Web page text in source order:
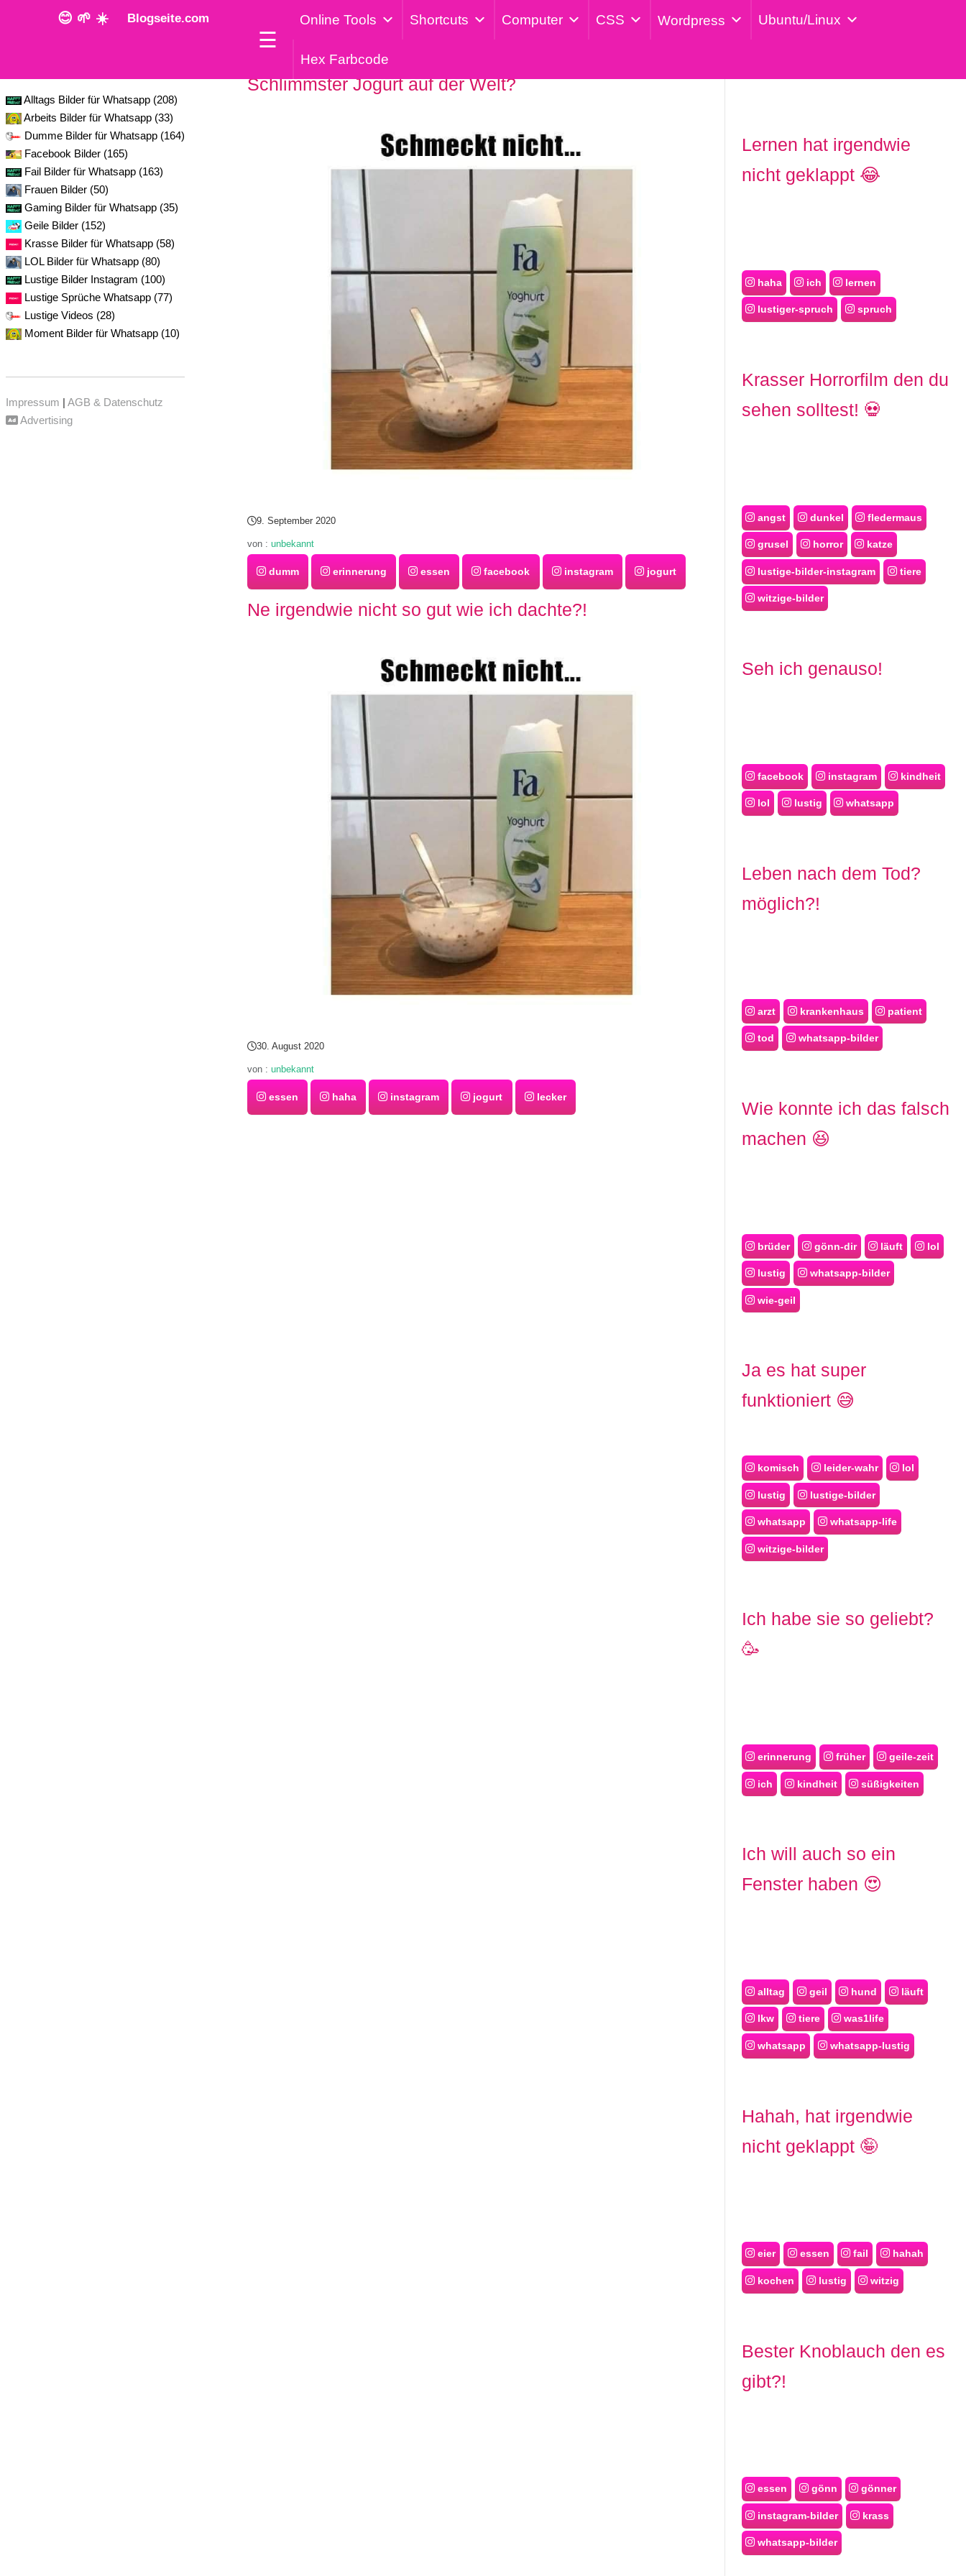
😊 🌱 ☀️ Blogseite.com
☰
Online Tools Shortcuts Computer CSS Wordpress Ubuntu/Linux
Hex Farbcode
Alltags Bilder für Whatsapp (208)
Arbeits Bilder für Whatsapp (33)
Dumme Bilder für Whatsapp (164)
Facebook Bilder (165)
Fail Bilder für Whatsapp (163)
Frauen Bilder (50)
Gaming Bilder für Whatsapp (35)
Geile Bilder (152)
Krasse Bilder für Whatsapp (58)
LOL Bilder für Whatsapp (80)
Lustige Bilder Instagram (100)
Lustige Sprüche Whatsapp (77)
Lustige Videos (28)
Moment Bilder für Whatsapp (10)
Impressum | AGB & Datenschutz
Advertising
Schlimmster Jogurt auf der Welt?
9. September 2020
von : unbekannt
dumm erinnerung essen facebook instagram jogurt
Ne irgendwie nicht so gut wie ich dachte?!
30. August 2020
von : unbekannt
essen haha instagram jogurt lecker
Lernen hat irgendwie
nicht geklappt 😂
haha ich lernen
lustiger-spruch spruch
Krasser Horrorfilm den du
sehen solltest! 💀
angst dunkel fledermaus
grusel horror katze
lustige-bilder-instagram tiere
witzige-bilder
Seh ich genauso!
facebook instagram kindheit
lol lustig whatsapp
Leben nach dem Tod?
möglich?!
arzt krankenhaus patient
tod whatsapp-bilder
Wie konnte ich das falsch
machen 😆
brüder gönn-dir läuft lol
lustig whatsapp-bilder
wie-geil
Ja es hat super
funktioniert 😅
komisch leider-wahr lol
lustig lustige-bilder
whatsapp whatsapp-life
witzige-bilder
Ich habe sie so geliebt?
🥳
erinnerung früher geile-zeit
ich kindheit süßigkeiten
Ich will auch so ein
Fenster haben 😍
alltag geil hund läuft
lkw tiere was1life
whatsapp whatsapp-lustig
Hahah, hat irgendwie
nicht geklappt 🤪
eier essen fail hahah
kochen lustig witzig
Bester Knoblauch den es
gibt?!
essen gönn gönner
instagram-bilder krass
whatsapp-bilder